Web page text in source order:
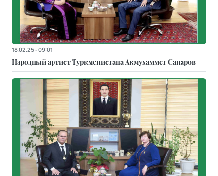
18.02.25 - 09:01
Народный артист Туркменистана Акмухаммет Сапаров